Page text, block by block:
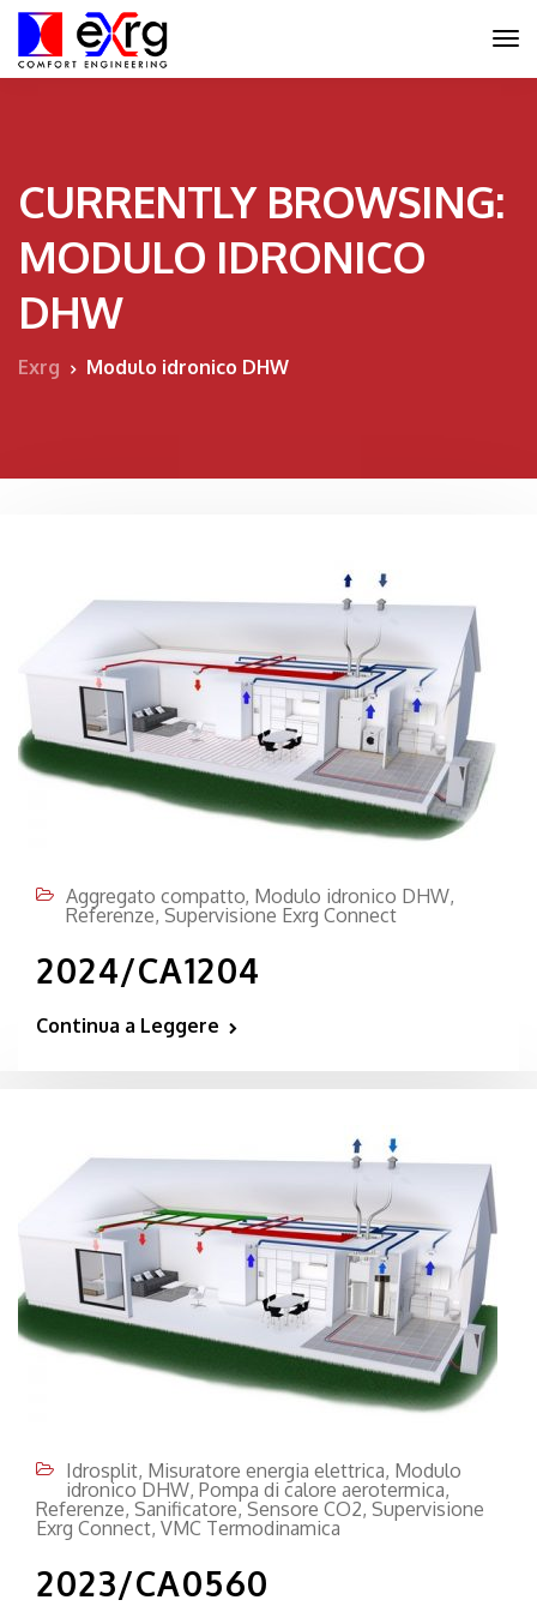
CURRENTLY BROWSING:
MODULO IDRONICO
DHW
Exrg Modulo idronico DHW
Aggregato compatto, Modulo idronico DHW,
Referenze, Supervisione Exrg Connect
2024/CA1204
Continua a Leggere
Idrosplit, Misuratore energia elettrica, Modulo
idronico DHW, Pompa di calore aerotermica,
Referenze, Sanificatore, Sensore CO2, Supervisione
Exrg Connect, VMC Termodinamica
2023/CA0560